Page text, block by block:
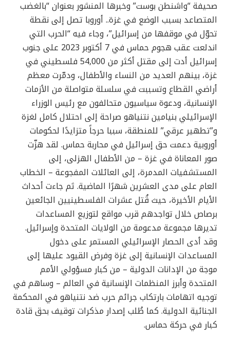
صحيفة “واشنطن بوست” وخبرها المنشور بعنوان “بالغضب
المتصاعد بسبب الوضع في غزة.. أوروبا تصل إلى نقطة
تحوّل في موقفها من إسرائيل”، وجاء فيه “الحرب التي
اندلعت عقب هجوم حماس في 7 أكتوبر 2023 على جنوب
إسرائيل أدت إلى مقتل أكثر من 54,000 فلسطيني في
غزة، بينهم العديد من النساء والأطفال، ودمّرت معظم
أراضي القطاع وتسببت في سلسلة متواصلة من الأزمات
الإنسانية، ودعوة سياسيون متحالفون مع رئيس الوزراء
الإسرائيلي بنيامين نتنياهو صراحة إلى احتلال كامل لغزة
و”تطهير عرقي” للمنطقة، سببا حرجاً متزايدًا لحكومات
أوروبية دعمت حق إسرائيل في محاربة حماس. لقد هزّت
صور المعاناة في غزة – من الأطفال الهزلى، إلى
المستشفيات المدمرة، إلى العائلات المفجوعة – الخطاب
العام على مدى العشرين شهرًا الماضية. ثم جاءت أحداث
الأيام الأخيرة، حيث قُتل عشرات الفلسطينيين الجائعين
برصاص خلال تواجدهم قرب مواقع لتوزيع المساعدات
تديرها مجموعة مدعومة من الولايات المتحدة وإسرائيل.
وقد أدى الحصار الإسرائيلي المستمر على دخول
المساعدات الإنسانية إلى غزة وفرض القيود عليها إلى
موجة من الإدانات الدولية – من كبار مسؤولي الأمم
المتحدة وأبرز المنظمات الإنسانية في العالم – وساهم في
توجيه اتهامات بارتكاب جرائم حرب ضد نتنياهو في المحكمة
الجنائية الدولية. كما طُلب إصدار مذكرات توقيف بحق قادة
كبار في حركة حماس.